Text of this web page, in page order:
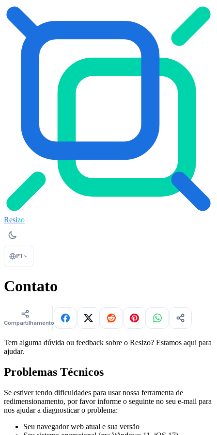
Resizo
PT
Contato
Compartilhamentos
Tem alguma dúvida ou feedback sobre o Resizo? Estamos aqui para
ajudar.
Problemas Técnicos
Se estiver tendo dificuldades para usar nossa ferramenta de
redimensionamento, por favor informe o seguinte no seu e-mail para
nos ajudar a diagnosticar o problema:
Seu navegador web atual e sua versão